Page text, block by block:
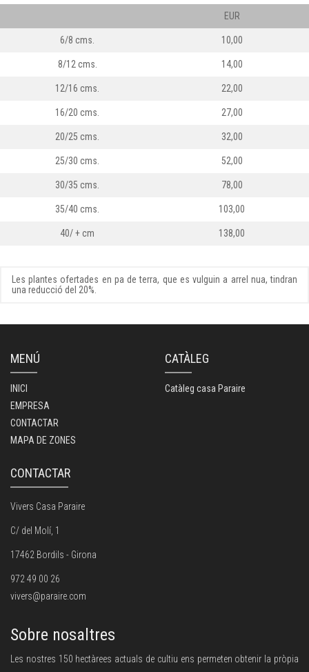
EUR
6/8 cms. 10,00
8/12 cms. 14,00
12/16 cms. 22,00
16/20 cms. 27,00
20/25 cms. 32,00
25/30 cms. 52,00
30/35 cms. 78,00
35/40 cms. 103,00
40/ + cm 138,00
Les plantes ofertades en pa de terra, que es vulguin a arrel nua, tindran
una reducció del 20%.
MENÚ
INICI
EMPRESA
CONTACTAR
MAPA DE ZONES
CATÀLEG
Catàleg casa Paraire
CONTACTAR
Vivers Casa Paraire
C/ del Molí, 1
17462 Bordils - Girona
972 49 00 26
vivers@paraire.com
Sobre nosaltres
Les nostres 150 hectàrees actuals de cultiu ens permeten obtenir la pròpia